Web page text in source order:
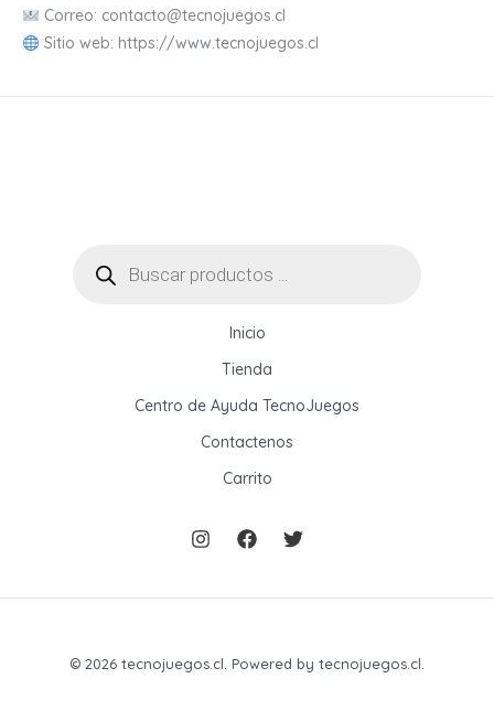
Correo: contacto@tecnojuegos.cl
Sitio web: https://www.tecnojuegos.cl
productos
Inicio
Tienda
Centro de Ayuda TecnoJuegos
Contactenos
Carrito
© 2026 tecnojuegos.cl. Powered by tecnojuegos.cl.